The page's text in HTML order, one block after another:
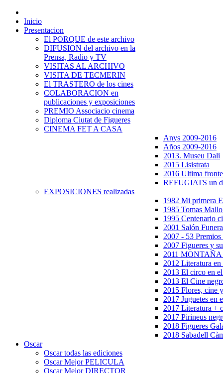
Inicio
Presentacion
El PORQUE de este archivo
DIFUSION del archivo en la
Prensa, Radio y TV
VISITAS AL ARCHIVO
VISITA DE TECMERIN
El TRASTERO de los cines
COLABORACION en
publicaciones y exposiciones
PREMIO Associacio cinema
Diploma Ciutat de Figueres
CINEMA FET A CASA
Anys 2009-2016
Años 2009-2016
2013. Museu Dali
2015 Lisistrata
2016 Ultima
REFUGIATS un
EXPOSICIONES realizadas
1982 Mi primera
1985 Tomas
1995 Centenario
2001 Salón
2007 - 53 Premios
2007 Figueres y
2011 MONTAÑA
2012 Literatura en
2013 El circo en
2013 El Cine
2015 Flores, cine
2017 Juguetes en
2017 Literatura +
2017 Pirineus
2018 Figueres
2018 Sabadell
Oscar
Oscar todas las ediciones
Oscar Mejor PELICULA
Oscar Mejor DIRECTOR